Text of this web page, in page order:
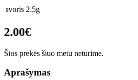
svoris 2.5g
2.00€
Šios prekės šiuo metu neturime.
Aprašymas